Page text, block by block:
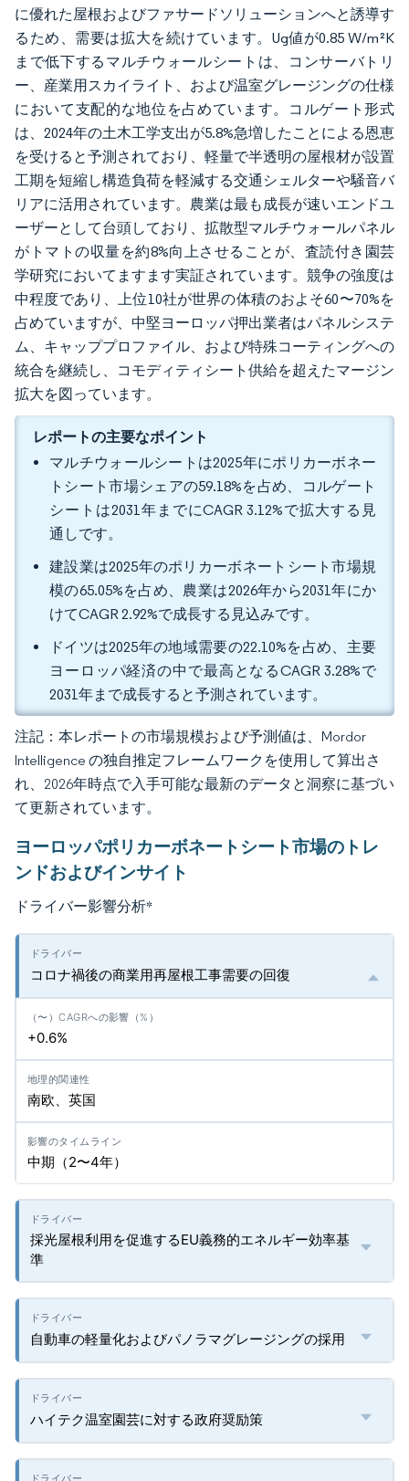
に優れた屋根およびファサードソリューションへと誘導す
るため、需要は拡大を続けています。Ug値が0.85 W/m²K
まで低下するマルチウォールシートは、コンサーバトリ
ー、産業用スカイライト、および温室グレージングの仕様
において支配的な地位を占めています。コルゲート形式
は、2024年の土木工学支出が5.8%急増したことによる恩恵
を受けると予測されており、軽量で半透明の屋根材が設置
工期を短縮し構造負荷を軽減する交通シェルターや騒音バ
リアに活用されています。農業は最も成長が速いエンドユ
ーザーとして台頭しており、拡散型マルチウォールパネル
がトマトの収量を約8%向上させることが、査読付き園芸
学研究においてますます実証されています。競争の強度は
中程度であり、上位10社が世界の体積のおよそ60〜70%を
占めていますが、中堅ヨーロッパ押出業者はパネルシステ
ム、キャッププロファイル、および特殊コーティングへの
統合を継続し、コモディティシート供給を超えたマージン
拡大を図っています。
レポートの主要なポイント
マルチウォールシートは2025年にポリカーボネー
トシート市場シェアの59.18%を占め、コルゲート
シートは2031年までにCAGR 3.12%で拡大する見
通しです。
建設業は2025年のポリカーボネートシート市場規
模の65.05%を占め、農業は2026年から2031年にか
けてCAGR 2.92%で成長する見込みです。
ドイツは2025年の地域需要の22.10%を占め、主要
ヨーロッパ経済の中で最高となるCAGR 3.28%で
2031年まで成長すると予測されています。
注記：本レポートの市場規模および予測値は、Mordor
Intelligence の独自推定フレームワークを使用して算出さ
れ、2026年時点で入手可能な最新のデータと洞察に基づい
て更新されています。
ヨーロッパポリカーボネートシート市場のトレ
ンドおよびインサイト
ドライバー影響分析*
コロナ禍後の商業用再屋根工事需要の回復
+0.6%
南欧、英国
中期（2〜4年）
採光屋根利用を促進するEU義務的エネルギー効率基
準
自動車の軽量化およびパノラマグレージングの採用
ハイテク温室園芸に対する政府奨励策